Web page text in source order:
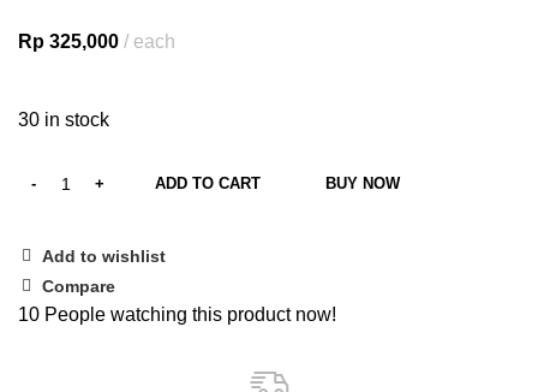
Rp 325,000 each
30 in stock
ADD TO CART BUY NOW
Add to wishlist
Compare
10 People watching this product now!